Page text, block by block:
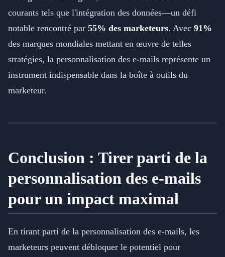
courants tels que l'intégration des données—un défi
notable rencontré par 55% des marketeurs. Avec 91%
des marques mondiales mettant en œuvre de telles
stratégies, la personnalisation des e-mails représente un
instrument indispensable dans la boîte à outils du
marketeur.
Conclusion : Tirer parti de la
personnalisation des e-mails
pour un impact maximal
En tirant parti de la personnalisation des e-mails, les
marketeurs peuvent débloquer le potentiel pour